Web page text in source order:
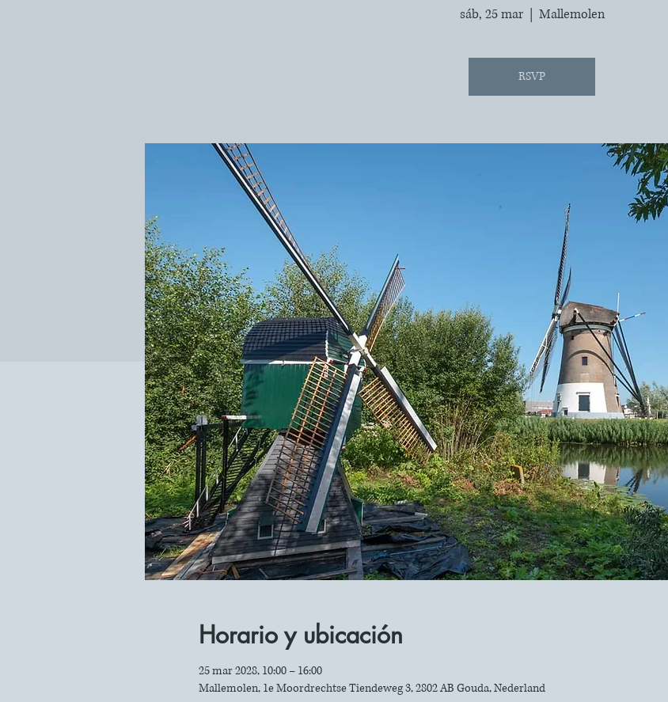
sáb, 25 mar
  |
Mallemolen
RSVP
Horario y ubicación
25 mar 2028, 10:00 – 16:00
Mallemolen, 1e Moordrechtse Tiendeweg 3, 2802 AB Gouda, Nederland